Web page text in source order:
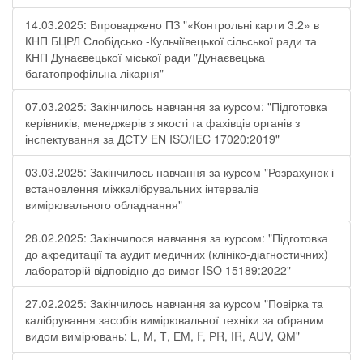
14.03.2025: Впроваджено ПЗ "«Контрольні карти 3.2» в
КНП БЦРЛ Слобідсько -Кульчіївецької сільської ради та
КНП Дунаєвецької міської ради "Дунаєвецька
багатопрофільна лікарня"
07.03.2025: Закінчилось навчання за курсом: "Підготовка
керівників, менеджерів з якості та фахівців органів з
інспектування за ДСТУ EN ISO/IEC 17020:2019"
03.03.2025: Закінчилось навчання за курсом "Розрахунок і
встановлення міжкалібрувальних інтервалів
вимірювального обладнання"
28.02.2025: Закінчилося навчання за курсом: "Підготовка
до акредитації та аудит медичних (клініко-діагностичних)
лабораторій відповідно до вимог ISO 15189:2022"
27.02.2025: Закінчилось навчання за курсом "Повірка та
калібрування засобів вимірювальної техніки за обраним
видом вимірювань: L, М, Т, ЕМ, F, РR, ІR, АUV, QМ"